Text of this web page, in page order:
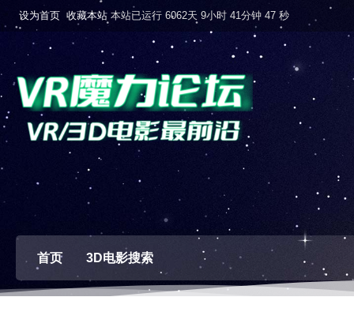
设为首页 收藏本站 本站已运行 6062天 9小时 41分钟 47 秒
首页 3D电影搜索